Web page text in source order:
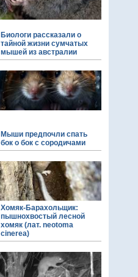
Биологи рассказали о
тайной жизни сумчатых
мышей из австралии
Мыши предпочли спать
бок о бок с сородичами
Хомяк-Барахольщик:
пышнохвостый лесной
хомяк (лат. neotoma
cinerea)